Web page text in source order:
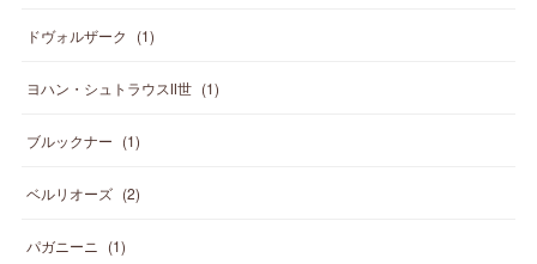
ドヴォルザーク (1)
ヨハン・シュトラウスⅡ世 (1)
ブルックナー (1)
ベルリオーズ (2)
パガニーニ (1)